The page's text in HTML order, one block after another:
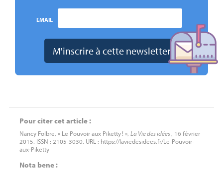
EMAIL
Pour citer cet article :
Nancy Folbre, « Le Pouvoir aux Piketty ! », La Vie des idées, 16 février
2015. ISSN : 2105-3030. URL : https://laviedesidees.fr/Le-Pouvoir-
aux-Piketty
Nota bene :